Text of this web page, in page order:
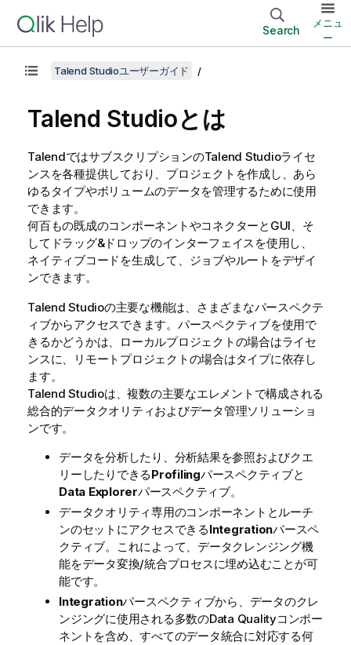
Search
メニュ
ー
Talend Studioユーザーガイド
Talend Studioとは
TalendではサブスクリプションのTalend Studioライセ
ンスを各種提供しており、プロジェクトを作成し、あら
ゆるタイプやボリュームのデータを管理するために使用
できます。
何百もの既成のコンポーネントやコネクターとGUI、そ
してドラッグ&ドロップのインターフェイスを使用し、
ネイティブコードを生成して、ジョブやルートをデザイ
ンできます。
Talend Studioの主要な機能は、さまざまなパースペクテ
ィブからアクセスできます。パースペクティブを使用で
きるかどうかは、ローカルプロジェクトの場合はライセ
ンスに、リモートプロジェクトの場合はタイプに依存し
ます。
Talend Studioは、複数の主要なエレメントで構成される
総合的データクオリティおよびデータ管理ソリューショ
ンです。
データを分析したり、分析結果を参照およびクエ
リーしたりできるProfilingパースペクティブと
Data Explorerパースペクティブ。
データクオリティ専用のコンポーネントとルーチ
ンのセットにアクセスできるIntegrationパースペ
クティブ。これによって、データクレンジング機
能をデータ変換/統合プロセスに埋め込むことが可
能です。
Integrationパースペクティブから、データのクレ
ンジングに使用される多数のData Qualityコンポー
ネントを含め、すべてのデータ統合に対応する何